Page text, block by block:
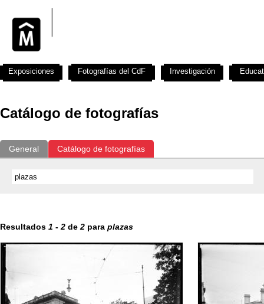
Catálogo de fotografías
General Catálogo de fotografías
Resultados 1 - 2 de 2 para plazas
Exposiciones Fotografías del CdF Investigación